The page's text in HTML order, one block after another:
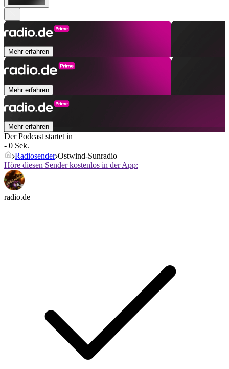
Mehr erfahren
Mehr erfahren
Mehr erfahren
Der Podcast startet in
- 0 Sek.
Radiosender Ostwind-Sunradio
Höre diesen Sender kostenlos in der App:
radio.de